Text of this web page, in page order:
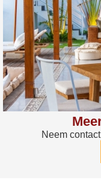
Neem